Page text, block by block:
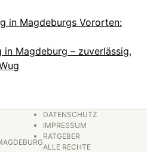
in Magdeburgs Vororten:
in Magdeburg – zuverlässig,
DATENSCHUTZ
IMPRESSUM
RATGEBER
ALLE RECHTE